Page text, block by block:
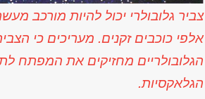
צביר גלובולרי יכול להיות מורכב
אלפי כוכבים זקנים. מעריכים כי
הגלובולריים מחזיקים את המפתח
הגלאקסיות.